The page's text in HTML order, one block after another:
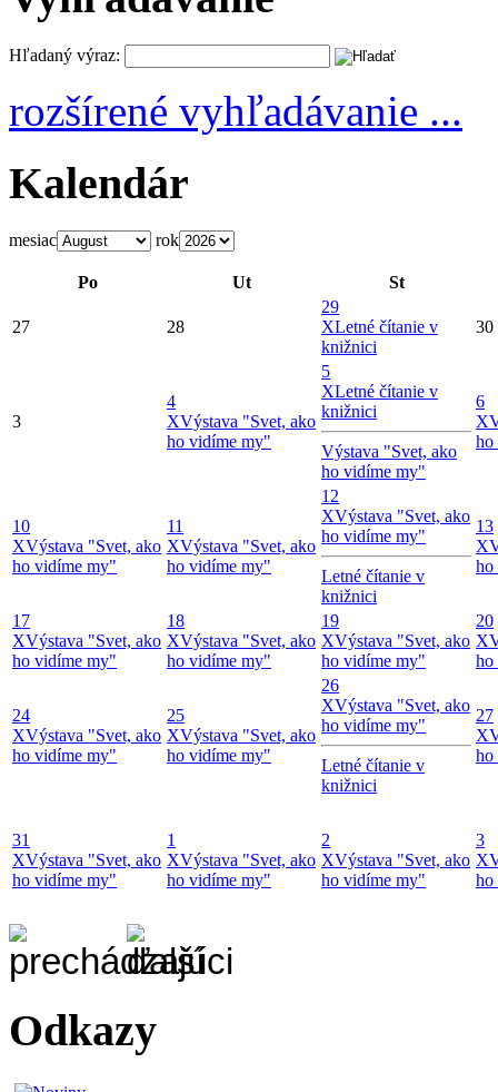
Hľadaný výraz:
rozšírené vyhľadávanie ...
Kalendár
mesiac rok
Po Ut St
27 28
29
XLetné čítanie v
knižnici
30
3
4
XVýstava "Svet, ako
ho vidíme my"
5
XLetné čítanie v
knižnici
Výstava "Svet, ako
ho vidíme my"
6
X
ho
10
XVýstava "Svet, ako
ho vidíme my"
11
XVýstava "Svet, ako
ho vidíme my"
12
XVýstava "Svet, ako
ho vidíme my"
Letné čítanie v
knižnici
13
X
ho
17
XVýstava "Svet, ako
ho vidíme my"
18
XVýstava "Svet, ako
ho vidíme my"
19
XVýstava "Svet, ako
ho vidíme my"
20
X
ho
24
XVýstava "Svet, ako
ho vidíme my"
25
XVýstava "Svet, ako
ho vidíme my"
26
XVýstava "Svet, ako
ho vidíme my"
Letné čítanie v
knižnici
27
X
ho
31
XVýstava "Svet, ako
ho vidíme my"
1
XVýstava "Svet, ako
ho vidíme my"
2
XVýstava "Svet, ako
ho vidíme my"
3
X
ho
Odkazy